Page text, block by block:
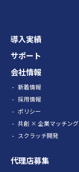
導入実績
サポート
会社情報
新着情報
採用情報
ポリシー
共創 × 企業マッチング
スクラッチ開発
代理店募集